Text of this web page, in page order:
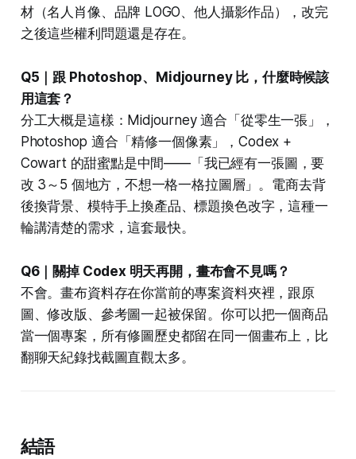
材（名人肖像、品牌 LOGO、他人攝影作品），改完
之後這些權利問題還是存在。
Q5｜跟 Photoshop、Midjourney 比，什麼時候該
用這套？
分工大概是這樣：Midjourney 適合「從零生一張」，
Photoshop 適合「精修一個像素」，Codex +
Cowart 的甜蜜點是中間——「我已經有一張圖，要
改 3～5 個地方，不想一格一格拉圖層」。電商去背
後換背景、模特手上換產品、標題換色改字，這種一
輪講清楚的需求，這套最快。
Q6｜關掉 Codex 明天再開，畫布會不見嗎？
不會。畫布資料存在你當前的專案資料夾裡，跟原
圖、修改版、參考圖一起被保留。你可以把一個商品
當一個專案，所有修圖歷史都留在同一個畫布上，比
翻聊天紀錄找截圖直觀太多。
結語